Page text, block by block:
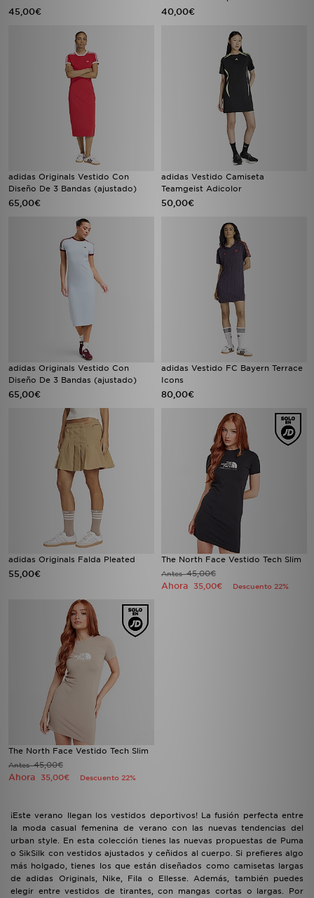
45,00€ 40,00€
adidas Originals Vestido Con
Diseño De 3 Bandas (ajustado)
65,00€
adidas Vestido Camiseta
Teamgeist Adicolor
50,00€
adidas Originals Vestido Con
Diseño De 3 Bandas (ajustado)
65,00€
adidas Vestido FC Bayern Terrace
Icons
80,00€
adidas Originals Falda Pleated
55,00€
The North Face Vestido Tech Slim
Antes45,00€
Ahora 35,00€ Descuento 22%
The North Face Vestido Tech Slim
Antes45,00€
Ahora 35,00€ Descuento 22%
¡Este verano llegan los vestidos deportivos! La fusión perfecta entre
la moda casual femenina de verano con las nuevas tendencias del
urban style. En esta colección tienes las nuevas propuestas de Puma
o SikSilk con vestidos ajustados y ceñidos al cuerpo. Si prefieres algo
más holgado, tienes los que están diseñados como camisetas largas
de adidas Originals, Nike, Fila o Ellesse. Además, también puedes
elegir entre vestidos de tirantes, con mangas cortas o largas. Por